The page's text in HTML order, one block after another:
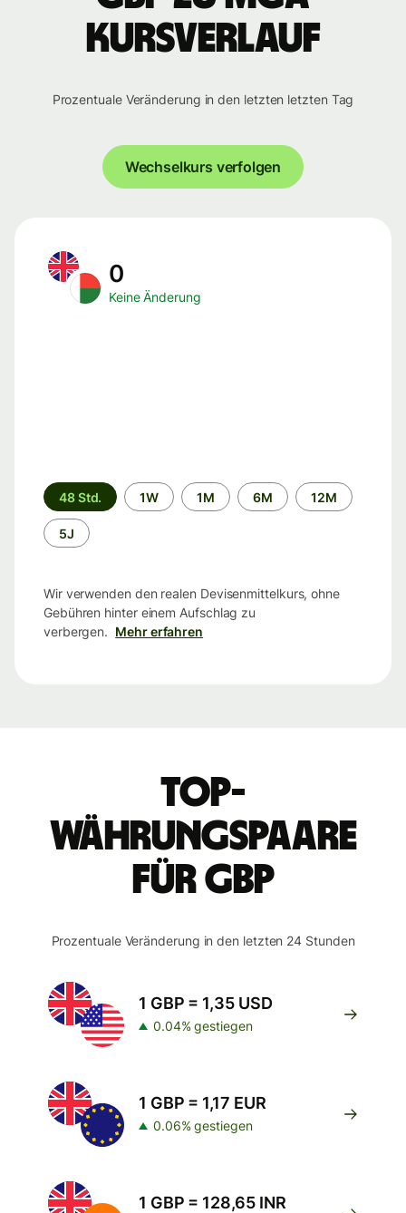
Kursverlauf
Prozentuale Veränderung in den letzten letzten Tag
Wechselkurs verfolgen
0
Keine Änderung
Zeitraum
48 Std. 1W 1M 6M 12M
5J
Wir verwenden den realen Devisenmittelkurs, ohne
Gebühren hinter einem Aufschlag zu
verbergen. Mehr erfahren
Top-
Währungspaare
für GBP
Prozentuale Veränderung in den letzten 24 Stunden
1 GBP = 1,35 USD
0.04% gestiegen
1 GBP = 1,17 EUR
0.06% gestiegen
1 GBP = 128,65 INR